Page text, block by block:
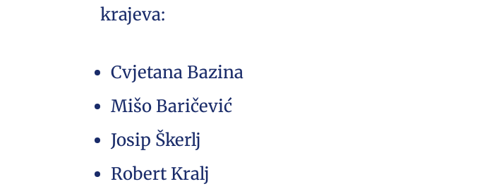
krajeva:
Cvjetana Bazina
Mišo Baričević
Josip Škerlj
Robert Kralj